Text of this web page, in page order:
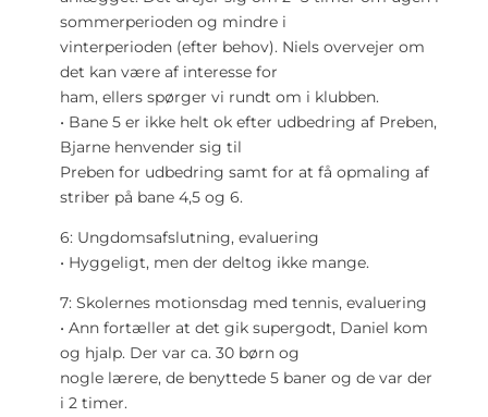
sommerperioden og mindre i
vinterperioden (efter behov). Niels overvejer om
det kan være af interesse for
ham, ellers spørger vi rundt om i klubben.
• Bane 5 er ikke helt ok efter udbedring af Preben,
Bjarne henvender sig til
Preben for udbedring samt for at få opmaling af
striber på bane 4,5 og 6.
6: Ungdomsafslutning, evaluering
• Hyggeligt, men der deltog ikke mange.
7: Skolernes motionsdag med tennis, evaluering
• Ann fortæller at det gik supergodt, Daniel kom
og hjalp. Der var ca. 30 børn og
nogle lærere, de benyttede 5 baner og de var der
i 2 timer.